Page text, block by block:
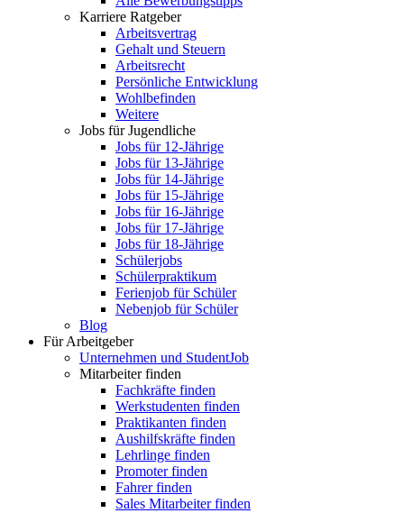
Karriere Ratgeber
Arbeitsvertrag
Gehalt und Steuern
Arbeitsrecht
Persönliche Entwicklung
Wohlbefinden
Weitere
Jobs für Jugendliche
Jobs für 12-Jährige
Jobs für 13-Jährige
Jobs für 14-Jährige
Jobs für 15-Jährige
Jobs für 16-Jährige
Jobs für 17-Jährige
Jobs für 18-Jährige
Schülerjobs
Schülerpraktikum
Ferienjob für Schüler
Nebenjob für Schüler
Blog
Für Arbeitgeber
Unternehmen und StudentJob
Mitarbeiter finden
Fachkräfte finden
Werkstudenten finden
Praktikanten finden
Aushilfskräfte finden
Lehrlinge finden
Promoter finden
Fahrer finden
Sales Mitarbeiter finden